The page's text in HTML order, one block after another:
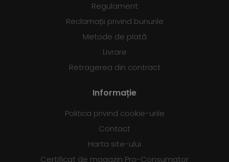
Regulament
Reclamații privind bunurile
Metode de plată
Livrare
Retragerea din contract
Informație
Politica privind cookie-urile
Contact
Harta site-ului
Certificat de magazin Pro-Consumator